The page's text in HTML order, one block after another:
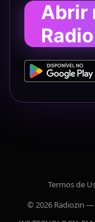
Abrir
Termos de
© 2026 Radiozin —